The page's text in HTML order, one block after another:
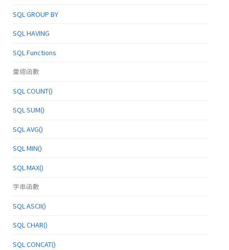
SQL GROUP BY
SQL HAVING
SQL Functions
彙總函數
SQL COUNT()
SQL SUM()
SQL AVG()
SQL MIN()
SQL MAX()
字串函數
SQL ASCII()
SQL CHAR()
SQL CONCAT()